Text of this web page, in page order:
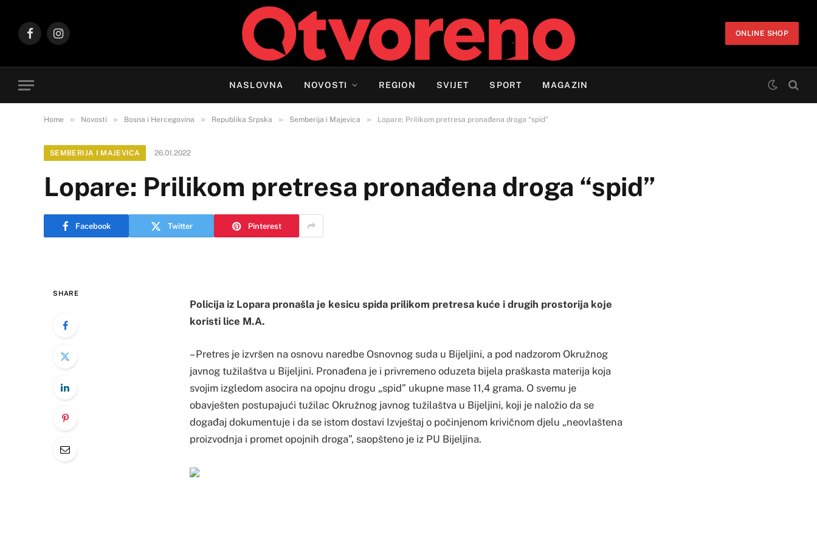
FacebookInstagram
ONLINE SHOP
NASLOVNA NOVOSTI REGION SVIJET SPORT MAGAZIN
Home » Novosti » Bosna i Hercegovina » Republika Srpska » Semberija i Majevica » Lopare: Prilikom pretresa pronađena droga “spid”
SEMBERIJA I MAJEVICA 26.01.2022
Lopare: Prilikom pretresa pronađena droga “spid”
Facebook Twitter Pinterest
SHARE
Policija iz Lopara pronašla je kesicu spida prilikom pretresa kuće i drugih prostorija koje
koristi lice M.A.
– Pretres je izvršen na osnovu naredbe Osnovnog suda u Bijeljini, a pod nadzorom Okružnog
javnog tužilaštva u Bijeljini. Pronađena je i privremeno oduzeta bijela praškasta materija koja
svojim izgledom asocira na opojnu drogu „spid” ukupne mase 11,4 grama. O svemu je
obavješten postupajući tužilac Okružnog javnog tužilaštva u Bijeljini, koji je naložio da se
događaj dokumentuje i da se istom dostavi Izvještaj o počinjenom krivičnom djelu „neovlaštena
proizvodnja i promet opojnih droga”, saopšteno je iz PU Bijeljina.